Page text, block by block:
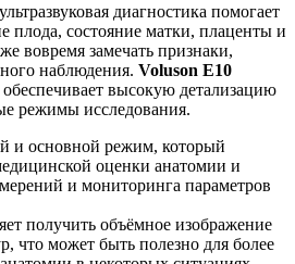
диагностика помогает
плода, состояние матки, плаценты и
вовремя замечать признаки,
наблюдения. Voluson E10
высокую детализацию
режимы исследования.
и основной режим, который
оценки анатомии и
и мониторинга параметров
получить объёмное изображение
что может быть полезно для более